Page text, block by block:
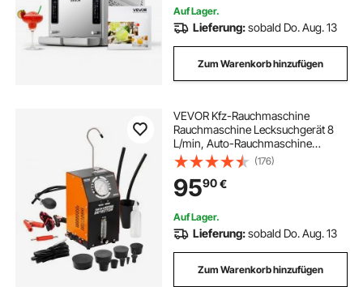
Auf Lager.
Lieferung:sobald Do. Aug. 13
Zum Warenkorb hinzufügen
VEVOR Kfz-Rauchmaschine
Rauchmaschine Lecksuchgerät 8
L/min, Auto-Rauchmaschine
Luftmodus & Rauchmodus zwei
Modelle, Lecksuchgerät mit
Manometer & Luftpumpen,
Lecksuchgerät für Nebelmaschinen
(176)
9590€
Auf Lager.
Lieferung:sobald Do. Aug. 13
Zum Warenkorb hinzufügen